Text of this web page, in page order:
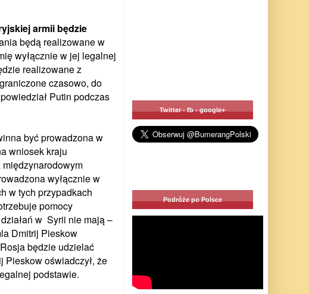
armii będzie
będą realizowane w
wyłącznie w jej legalnej
realizowane z
czasowo, do
Putin podczas
być prowadzona w
wniosek kraju
wyłącznie w
w tych przypadkach
pomocy
w Syrii nie mają –
Dmitrij Pieskow
będzie udzielać
Pieskow oświadczył, że
podstawie.
Twitter - fb - google+
Podróże po Polsce